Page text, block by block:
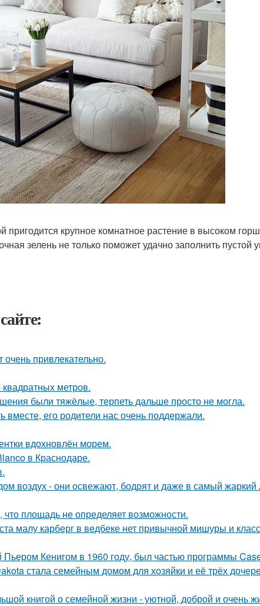
пригодится крупное комнатное растение в высоком
зелень не только поможет удачно заполнить пустой
привлекательно.
метров.
были тяжёлые, терпеть дальше просто не могла.
его родители нас очень поддержали.
вдохновлён морем.
в Краснодаре.
воздух - они освежают, бодрят и даже в самый жаркий
что площадь не определяет возможности.
малу карберг в ведбеке нет привычной мишуры и
Кенигом в 1960 году, был частью программы
стала семейным домом для хозяйки и её трёх
книгой о семейной жизни - уютной, доброй и очень